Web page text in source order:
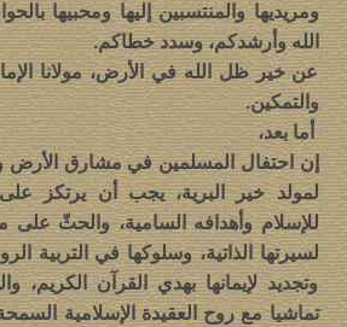
ومريديها والمنتسبين إليها ومحبيها
الله وأرشدكم، وسدد خطاكم.
عن خير ظل الله في الأرض، مولانا
والتمكين.
أما بعد،
إن احتفال المسلمين في مشارق الأرض
لمولد خير البرية، يجب أن يرتكز على
للإسلام وأهدافه السامية، والحثّ على
لسيرتها الذاتية، وسلوكها في التربية
وتجديد لإيمانها بهدي القرآن الكريم،
تماشيا مع روح العقيدة الإسلامية